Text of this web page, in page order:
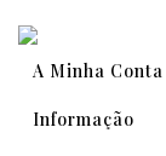
A Minha Conta
Informação